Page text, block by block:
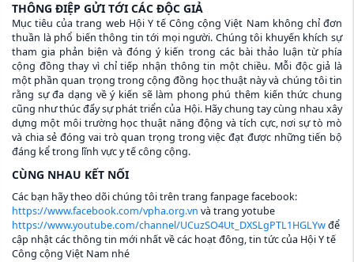
THÔNG ĐIỆP GỬI TỚI CÁC ĐỘC GIẢ
Mục tiêu của trang web Hội Y tế Công cộng Việt Nam không chỉ đơn
thuần là phổ biến thông tin tới mọi người. Chúng tôi khuyến khích sự
tham gia phản biện và đóng ý kiến trong các bài thảo luận từ phía
cộng đồng thay vì chỉ tiếp nhận thông tin một chiều. Mỗi độc giả là
một phần quan trọng trong cộng đồng học thuật này và chúng tôi tin
rằng sự đa dạng về ý kiến sẽ làm phong phú thêm kiến thức chung
cũng như thúc đẩy sự phát triển của Hội. Hãy chung tay cùng nhau xây
dựng một môi trường học thuật năng động và tích cực, nơi sự tò mò
và chia sẻ đóng vai trò quan trọng trong việc đạt được những tiến bộ
đáng kể trong lĩnh vực y tế công cộng.
CÙNG NHAU KẾT NỐI
Các bạn hãy theo dõi chúng tôi trên trang fanpage facebook:
https://www.facebook.com/vpha.org.vn và trang yotube
https://www.youtube.com/channel/UCuzSO4Ut_DXSLgPTL1HGLYwđể
cập nhật các thông tin mới nhất về các hoạt đông, tin tức của Hội Y tế
Công cộng Việt Nam nhé